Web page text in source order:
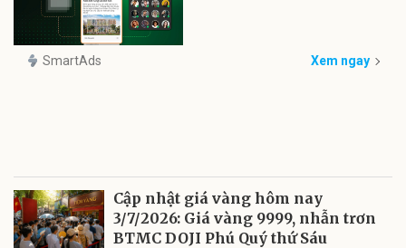
SmartAds Xem ngay
Cập nhật giá vàng hôm nay
3/7/2026: Giá vàng 9999, nhẫn trơn
BTMC DOJI Phú Quý thứ Sáu